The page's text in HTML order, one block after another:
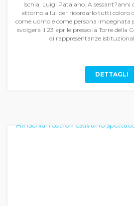
Ischia, Luigi Patalano. A
attorno a lui per ricordarlo tutti coloro
come uomo e come persona impegnata
svolgerà il 23 aprile presso la Torre della
di rappresentanze
DETTAGLI